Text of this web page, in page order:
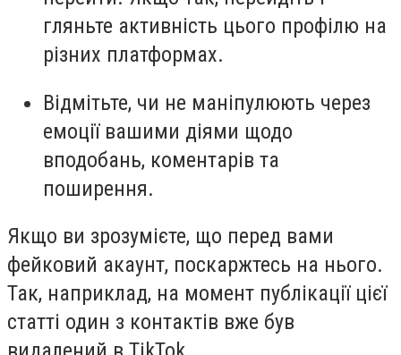
гляньте активність цього профілю на
різних платформах.
Відмітьте, чи не маніпулюють через
емоції вашими діями щодо
вподобань, коментарів та
поширення.
Якщо ви зрозумієте, що перед вами
фейковий акаунт, поскаржтесь на нього.
Так, наприклад, на момент публікації цієї
статті один з контактів вже був